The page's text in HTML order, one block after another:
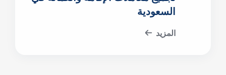
السعودية
المزيد